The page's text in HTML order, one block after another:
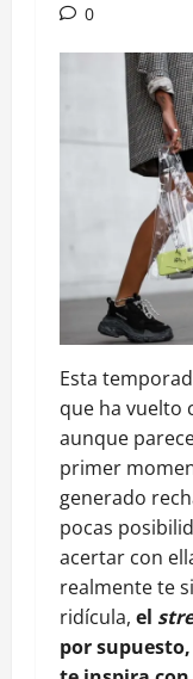
0
Esta
que ha vuelto
aunque
primer
generado
pocas
acertar con
realmente te
ridícula, el
por